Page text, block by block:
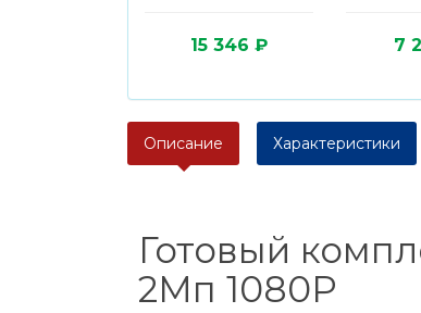
H.265+, белый
15 346 ₽ 7
Описание Характеристики
Готовый
2Мп 1080P